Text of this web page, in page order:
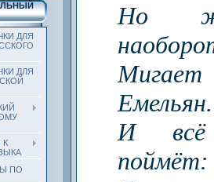
ДЛЯ
ДЛЯ
К
ПО
Но
Емельян.
И всё
поймёт: